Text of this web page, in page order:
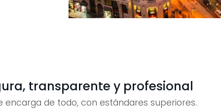
transparente y profesional
encarga de todo, con estándares superiores.